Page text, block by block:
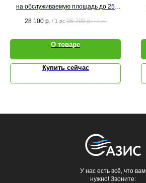
на обслуживаемую площадь до 25
28 100 р. / 1 pc 36 700 р. / 1 pc
О товаре
Купить сейчас
У нас есть всё, что вам
нужно! Звоните: